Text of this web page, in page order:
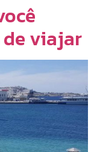
de viajar